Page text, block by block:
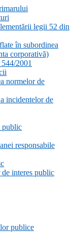
legii 52 din
în subordinea
corporativă)
2001
normelor de
incidentelor de
public
responsabile
interes public
publice